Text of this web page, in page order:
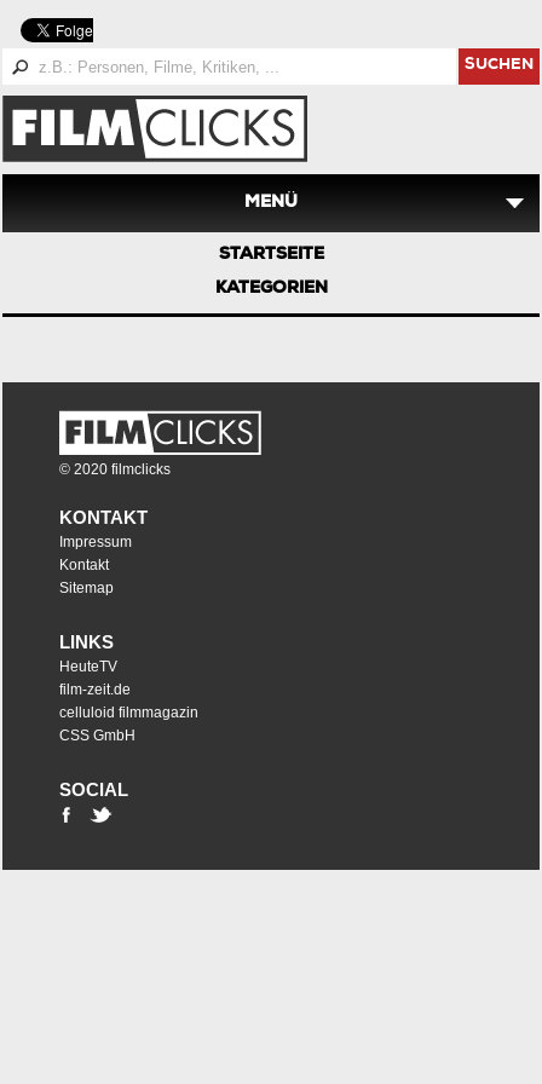
SUCHEN
MENÜ
STARTSEITE
KATEGORIEN
© 2020 filmclicks
KONTAKT
Impressum
Kontakt
Sitemap
LINKS
HeuteTV
film-zeit.de
celluloid filmmagazin
CSS GmbH
SOCIAL